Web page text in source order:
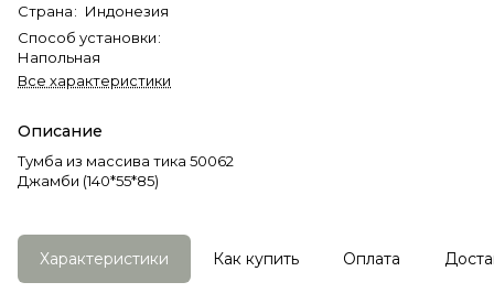
Страна: Индонезия
Способ установки:
Напольная
Все характеристики
Описание
Тумба из массива тика 50062
Джамби (140*55*85)
Характеристики Как купить Оплата